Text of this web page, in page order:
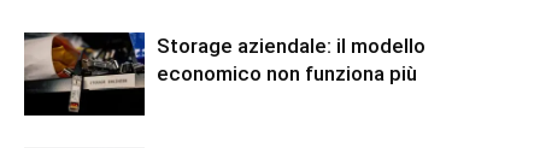
Storage aziendale: il modello
economico non funziona più